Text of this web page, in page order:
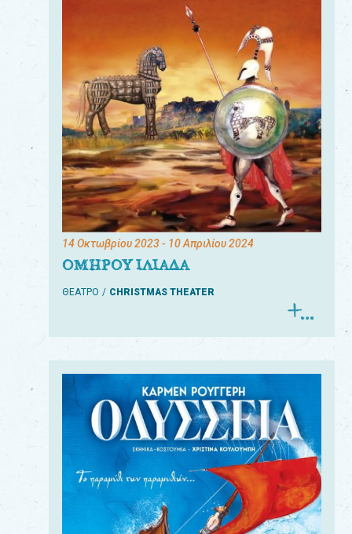
14 Οκτωβρίου 2023- 10 Απριλίου 2024
ΟΜΗΡΟΥ ΙΛΙΑΔΑ
ΘΕΑΤΡΟ CHRISTMAS THEATER